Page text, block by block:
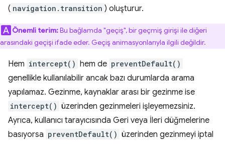
( navigation.transition ) oluşturur.
Önemli terim:Bu bağlamda "geçiş", bir geçmiş girişi ile diğeri
arasındaki geçişi ifade eder. Geçiş animasyonlarıyla ilgili değildir.
Hem intercept() hem de preventDefault()
genellikle kullanılabilir ancak bazı durumlarda arama
yapılamaz. Gezinme, kaynaklar arası bir gezinme ise
intercept() üzerinden gezinmeleri işleyemezsiniz.
Ayrıca, kullanıcı tarayıcısında Geri veya İleri düğmelerine
basıyorsa preventDefault() üzerinden gezinmeyi iptal